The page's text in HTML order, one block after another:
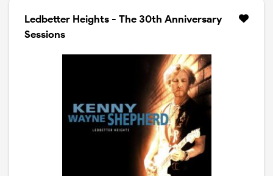
Ledbetter Heights - The 30th Anniversary
Sessions